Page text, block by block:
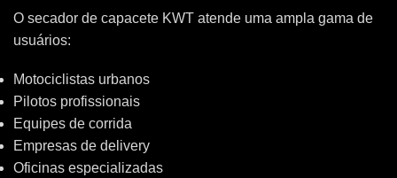
O secador de capacete KWT atende uma ampla gama de
usuários:
Motociclistas urbanos
Pilotos profissionais
Equipes de corrida
Empresas de delivery
Oficinas especializadas